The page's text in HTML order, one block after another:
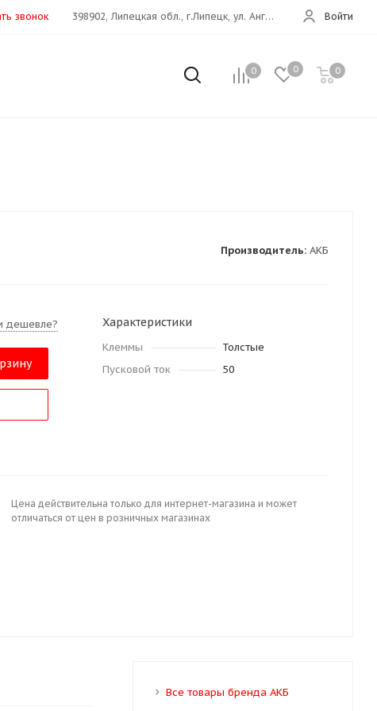
Войти
398902, Липецкая обл., г.Липецк, ул. Ангарская, 26е
звонок
0 0 0
Производитель: АКБ
дешевле? Характеристики
Клеммы
Толстые
Пусковой ток
50
Цена действительна только для интернет-магазина и может
отличаться от цен в розничных магазинах
Все товары бренда АКБ